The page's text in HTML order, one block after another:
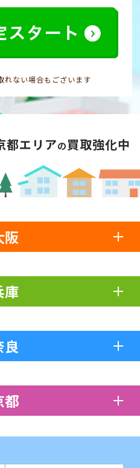
ない場合もございます
都エリアの買取強化中
阪
庫
良
都